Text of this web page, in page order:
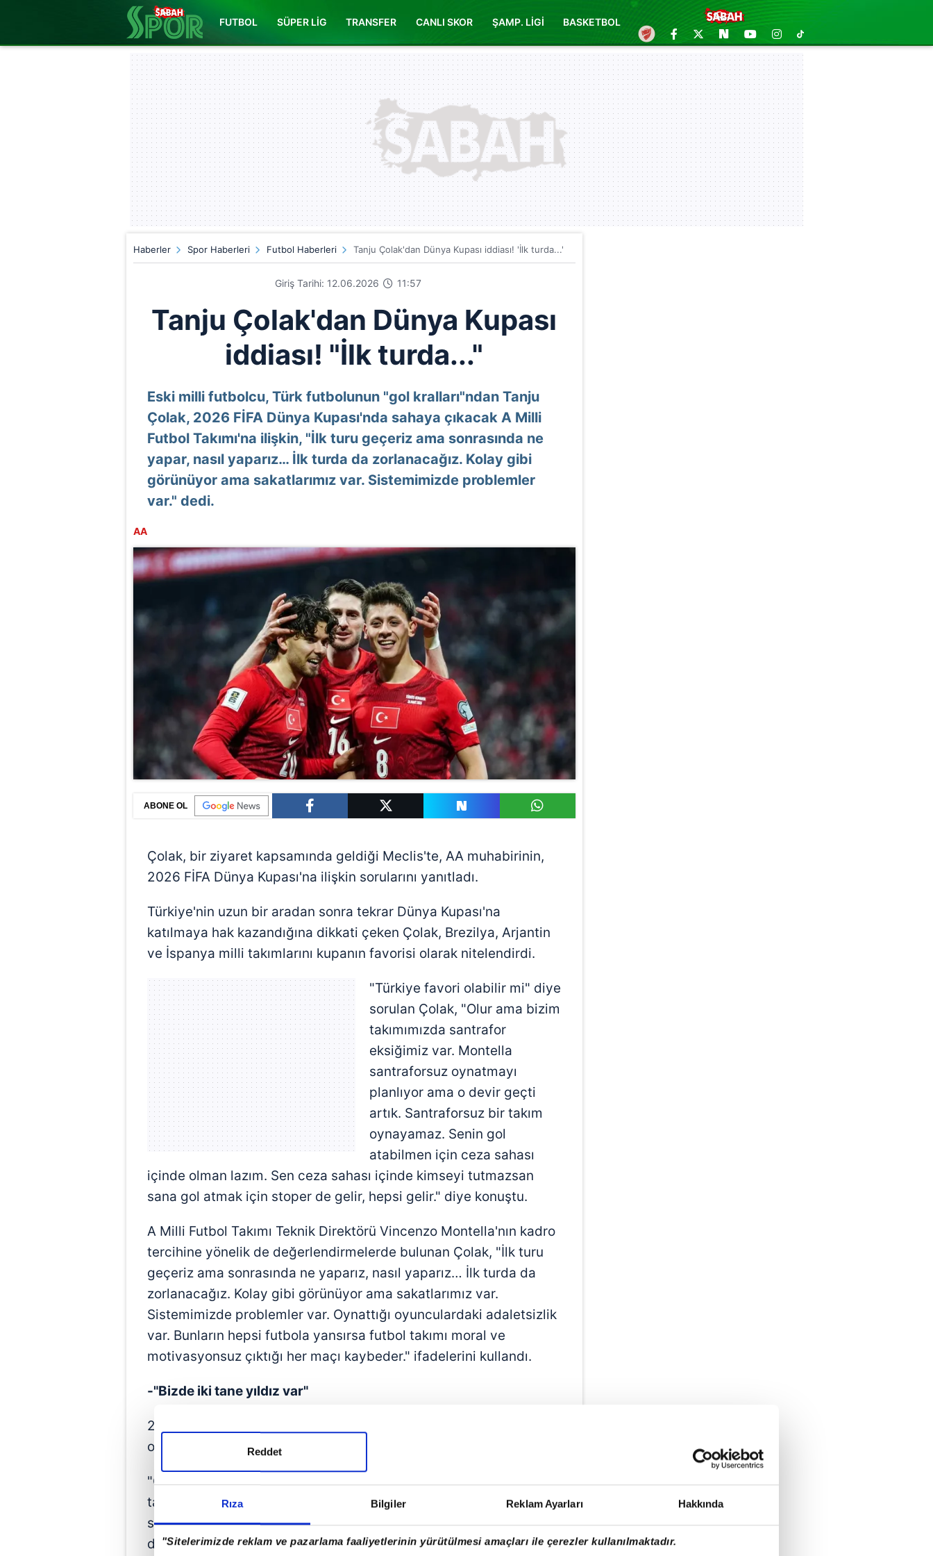
Rıza Bilgiler Reklam Ayarları Hakkında
"Sitelerimizde reklam ve pazarlama faaliyetlerinin yürütülmesi amaçları ile çerezler kullanılmaktadır.
Reddet
FUTBOL SÜPER LİG TRANSFER CANLI SKOR ŞAMP. LİGİ BASKETBOL
Haberler Spor Haberleri Futbol Haberleri Tanju Çolak'dan Dünya Kupası iddiası! 'İlk turda...'
Giriş Tarihi: 12.06.2026 11:57
Tanju Çolak'dan Dünya Kupası
iddiası! "İlk turda..."
Eski milli futbolcu, Türk futbolunun "gol kralları"ndan Tanju
Çolak, 2026 FİFA Dünya Kupası'nda sahaya çıkacak A Milli
Futbol Takımı'na ilişkin, "İlk turu geçeriz ama sonrasında ne
yapar, nasıl yaparız… İlk turda da zorlanacağız. Kolay gibi
görünüyor ama sakatlarımız var. Sistemimizde problemler
var." dedi.
AA
ABONE OL
Çolak, bir ziyaret kapsamında geldiği Meclis'te, AA muhabirinin,
2026 FİFA Dünya Kupası'na ilişkin sorularını yanıtladı.
Türkiye'nin uzun bir aradan sonra tekrar Dünya Kupası'na
katılmaya hak kazandığına dikkati çeken Çolak, Brezilya, Arjantin
ve İspanya milli takımlarını kupanın favorisi olarak nitelendirdi.
"Türkiye favori olabilir mi" diye
sorulan Çolak, "Olur ama bizim
takımımızda santrafor
eksiğimiz var. Montella
santraforsuz oynatmayı
planlıyor ama o devir geçti
artık. Santraforsuz bir takım
oynayamaz. Senin gol
atabilmen için ceza sahası
içinde olman lazım. Sen ceza sahası içinde kimseyi tutmazsan
sana gol atmak için stoper de gelir, hepsi gelir." diye konuştu.
A Milli Futbol Takımı Teknik Direktörü Vincenzo Montella'nın kadro
tercihine yönelik de değerlendirmelerde bulunan Çolak, "İlk turu
geçeriz ama sonrasında ne yaparız, nasıl yaparız… İlk turda da
zorlanacağız. Kolay gibi görünüyor ama sakatlarımız var.
Sistemimizde problemler var. Oynattığı oyunculardaki adaletsizlik
var. Bunların hepsi futbola yansırsa futbol takımı moral ve
motivasyonsuz çıktığı her maçı kaybeder." ifadelerini kullandı.
-"Bizde iki tane yıldız var"
2026 FİFA Dünya Kupası'ndaki favorilerini Türkiye ve İspanya
olarak sıralayan Çolak, şunları kaydetti:
"Onların kadrosu fevkalade. Onların yıldızları çok fazla. Bizde iki
tane yıldız var: Biri Arda, biri Kenan. Diğerleri yıldız değil, oyunda
savaşçı. Tabii savaşçı da olacak. Stratejik bir oyun futbol. Kim
daha iyi kendini organize ediyor, kim daha iyi kendini mutlu, hazır